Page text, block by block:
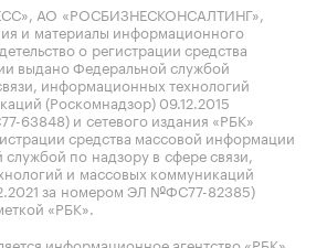
АО «РОСБИЗНЕСКОНСАЛТИНГ»,
и материалы информационного
о регистрации средства
выдано Федеральной службой
информационных технологий
(Роскомнадзор) 09.12.2015
63848) и сетевого издания «РБК»
средства массовой информации
по надзору в сфере связи,
и массовых коммуникаций
за номером ЭЛ №ФС77-82385)
«РБК».
информационное агентство «РБК».